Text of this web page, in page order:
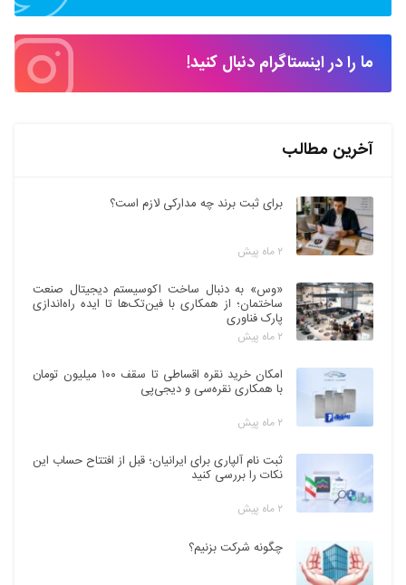
ما را در اینستاگرام دنبال کنید!
آخرین مطالب
برای ثبت برند چه مدارکی لازم است؟
۲ ماه پیش
«وس» به دنبال ساخت اکوسیستم دیجیتال صنعت
ساختمان؛ از همکاری با فین‌تک‌ها تا ایده راه‌اندازی
پارک فناوری
۲ ماه پیش
امکان خرید نقره اقساطی تا سقف ۱۰۰ میلیون تومان
با همکاری نقره‌سی و دیجی‌پی
۲ ماه پیش
ثبت نام آلپاری برای ایرانیان؛ قبل از افتتاح حساب این
نکات را بررسی کنید
۲ ماه پیش
چگونه شرکت بزنیم؟